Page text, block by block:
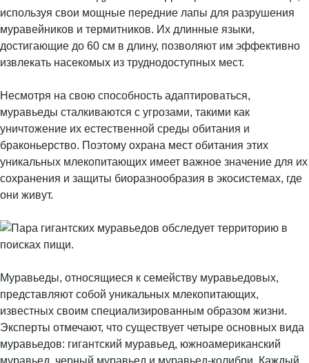
используя свои мощные передние лапы для разрушения
муравейников и термитников. Их длинные языки,
достигающие до 60 см в длину, позволяют им эффективно
извлекать насекомых из труднодоступных мест.
Несмотря на свою способность адаптироваться,
муравьеды сталкиваются с угрозами, такими как
уничтожение их естественной среды обитания и
браконьерство. Поэтому охрана мест обитания этих
уникальных млекопитающих имеет важное значение для их
сохранения и защиты биоразнообразия в экосистемах, где
они живут.
Муравьеды, относящиеся к семейству муравьедовых,
представляют собой уникальных млекопитающих,
известных своим специализированным образом жизни.
Эксперты отмечают, что существует четыре основных вида
муравьедов: гигантский муравьед, южноамериканский
муравьед, черный муравьед и муравьед-колибри. Каждый